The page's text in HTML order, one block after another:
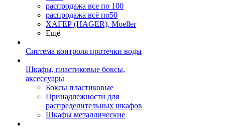
распродажа все по 100
распродажа всё по50
ХАГЕР (HAGER), Moeller
Ещё
Система контроля протечки воды
Шкафы, пластиковые боксы,
аксессуары
Боксы пластиковые
Принадлежности для
распределительных шкафов
Шкафы металлические